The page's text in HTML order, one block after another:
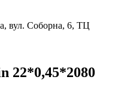
вул. Соборна, 6, ТЦ
22*0,45*2080